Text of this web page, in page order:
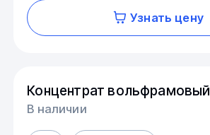
Узнать цену
Концентрат вольфрамовый
В наличии